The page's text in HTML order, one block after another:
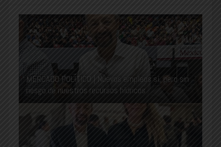
MERCADO POLÍTICO | Nuevos empleos sí, pero sin
riesgo de nuestros recursos hídricos